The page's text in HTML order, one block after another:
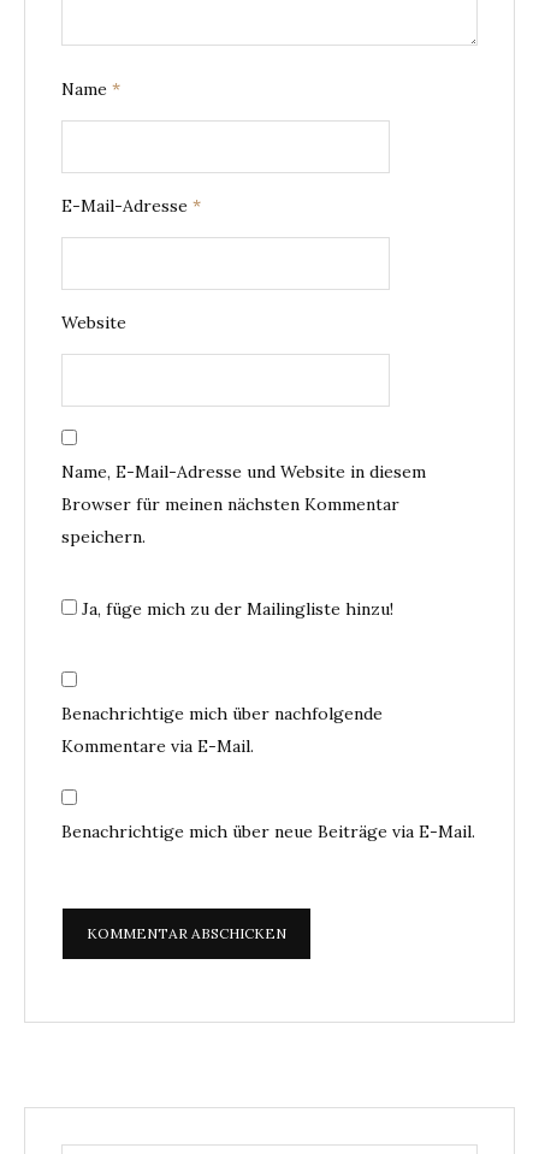
Name *
E-Mail-Adresse *
Website
Name, E-Mail-Adresse und Website in diesem
Browser für meinen nächsten Kommentar
speichern.
Ja, füge mich zu der Mailingliste hinzu!
Benachrichtige mich über nachfolgende
Kommentare via E-Mail.
Benachrichtige mich über neue Beiträge via E-Mail.